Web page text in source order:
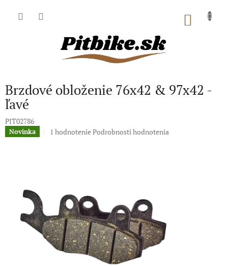
Brzdové obloženie 76x42 & 97x42 -
ľavé
PIT02786
Novinka
Priemerné
hviezdičiek.
1 hodnoteniePodrobnosti hodnotenia